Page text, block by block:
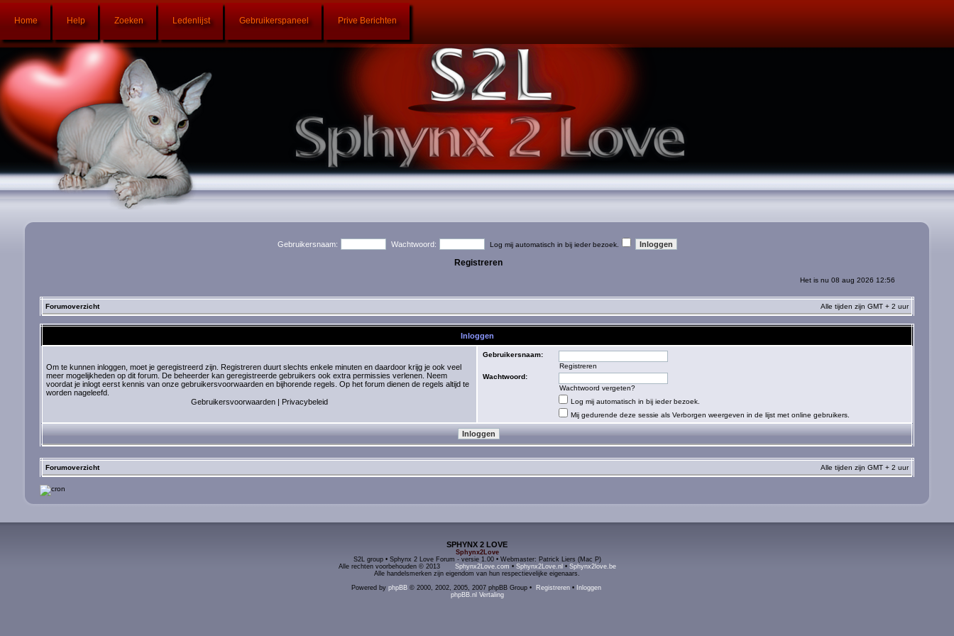
Home Help Zoeken Ledenlijst Gebruikerspaneel Prive Berichten
Gebruikersnaam: Wachtwoord: Log mij automatisch in bij ieder bezoek.
Registreren
Het is nu 08 aug 2026 12:56
Forumoverzicht Alle tijden zijn GMT + 2 uur
Inloggen
Om te kunnen inloggen, moet je geregistreerd zijn. Registreren duurt slechts enkele minuten en daardoor krijg je ook veel
meer mogelijkheden op dit forum. De beheerder kan geregistreerde gebruikers ook extra permissies verlenen. Neem
voordat je inlogt eerst kennis van onze gebruikersvoorwaarden en bijhorende regels. Op het forum dienen de regels altijd te
worden nageleefd.
Gebruikersvoorwaarden | Privacybeleid
Gebruikersnaam:
Registreren
Wachtwoord:
Wachtwoord vergeten?
Log mij automatisch in bij ieder bezoek.
Mij gedurende deze sessie als Verborgen weergeven in de lijst met online gebruikers.
Forumoverzicht Alle tijden zijn GMT + 2 uur
SPHYNX 2 LOVE
Sphynx2Love
S2L group • Sphynx 2 Love Forum - versie 1.00 • Webmaster: Patrick Liers (Mac P)
Alle rechten voorbehouden © 2013 Sphynx2Love.com • Sphynx2Love.nl • Sphynx2love.be
Alle handelsmerken zijn eigendom van hun respectievelijke eigenaars.
Powered by phpBB© 2000, 2002, 2005, 2007 phpBB Group • Registreren• Inloggen
phpBB.nl Vertaling